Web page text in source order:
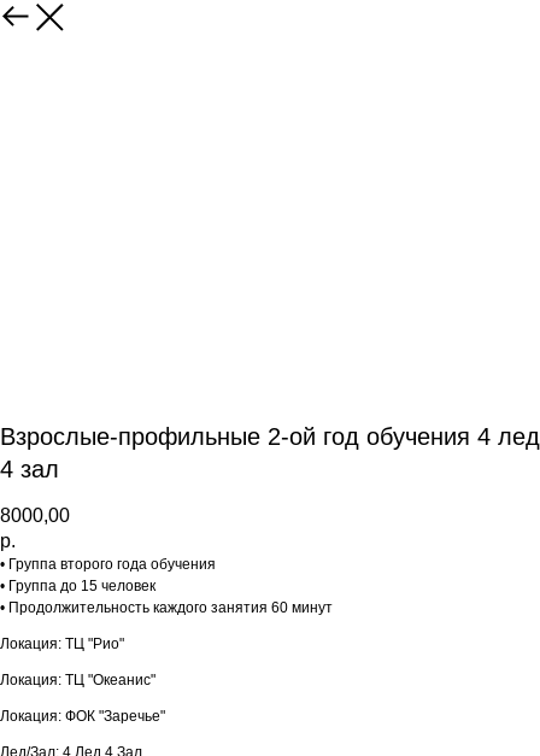
Взрослые-профильные 2-ой год обучения 4 лед
4 зал
8000,00
р.
• Группа второго года обучения
• Группа до 15 человек
• Продолжительность каждого занятия 60 минут
Локация: ТЦ "Рио"
Локация: ТЦ "Океанис"
Локация: ФОК "Заречье"
Лед/Зал: 4 Лед 4 Зал